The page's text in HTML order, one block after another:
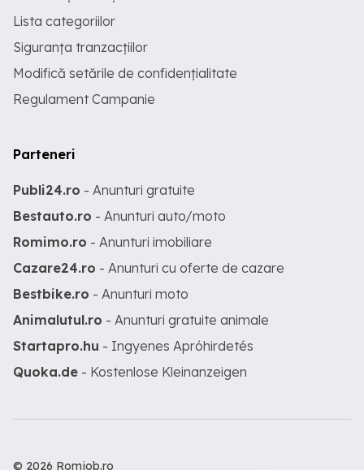
Lista categoriilor
Siguranța tranzacțiilor
Modifică setările de confidențialitate
Regulament Campanie
Parteneri
Publi24.ro - Anunturi gratuite
Bestauto.ro - Anunturi auto/moto
Romimo.ro - Anunturi imobiliare
Cazare24.ro - Anunturi cu oferte de cazare
Bestbike.ro - Anunturi moto
Animalutul.ro - Anunturi gratuite animale
Startapro.hu - Ingyenes Apróhirdetés
Quoka.de - Kostenlose Kleinanzeigen
© 2026 Romjob.ro